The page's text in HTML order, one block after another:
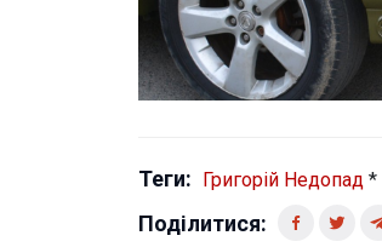
Теги: Григорій Недопад *
Поділитися: